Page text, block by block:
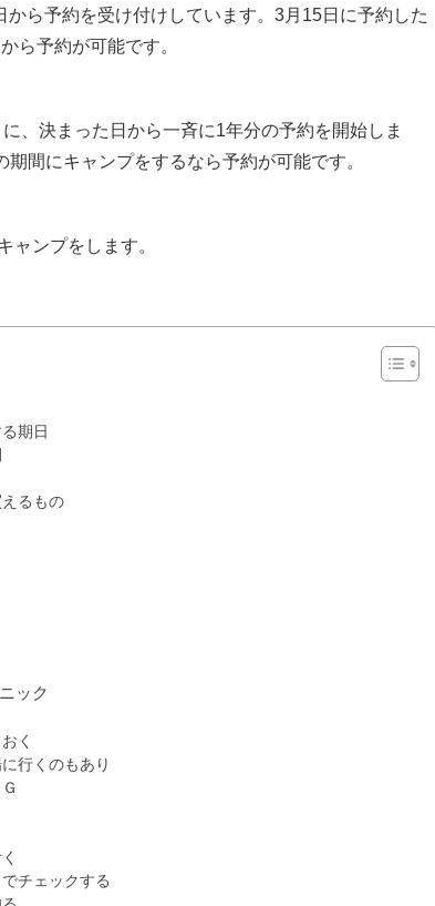
ら予約を受け付けしています。3月15日に予約した
ら予約が可能です。
、決まった日から一斉に1年分の予約を開始しま
間にキャンプをするなら予約が可能です。
ャンプをします。
期日
るもの
ック
く
行くのもあり
チェックする